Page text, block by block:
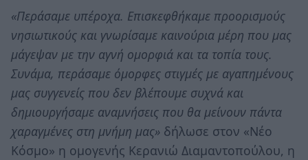
«Περάσαμε υπέροχα. Επισκεφθήκαμε προορισμούς
νησιωτικούς και γνωρίσαμε καινούρια μέρη που μας
μάγεψαν με την αγνή ομορφιά και τα τοπία τους.
Συνάμα, περάσαμε όμορφες στιγμές με αγαπημένους
μας συγγενείς που δεν βλέπουμε συχνά και
δημιουργήσαμε αναμνήσεις που θα μείνουν πάντα
χαραγμένες στη μνήμη μας» δήλωσε στον «Νέο
Κόσμο» η ομογενής Κερανιώ Διαμαντοπούλου, η